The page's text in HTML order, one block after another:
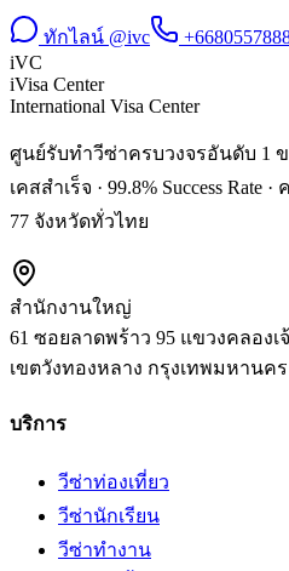
ทักไลน์ @ivc
iVC
iVisa Center
International Visa Center
ศูนย์รับทำวีซ่าครบวงจรอันดับ 1 ข
เคสสำเร็จ · 99.8% Success Rate
77 จังหวัดทั่วไทย
สำนักงานใหญ่
61 ซอยลาดพร้าว 95 แขวงคลอง
เขตวังทองหลาง กรุงเทพมหานคร
บริการ
วีซ่าท่องเที่ยว
วีซ่านักเรียน
วีซ่าทำงาน